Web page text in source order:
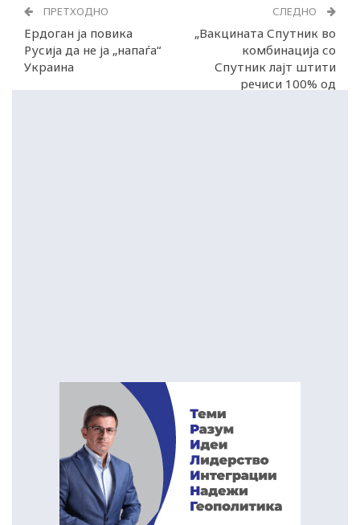
ПРЕТХОДНО
Ердоган ја повика
Русија да не ја „напаѓа“
Украина
СЛЕДНО
„Вакцината Спутник во
комбинација со
Спутник лајт штити
речиси 100% од